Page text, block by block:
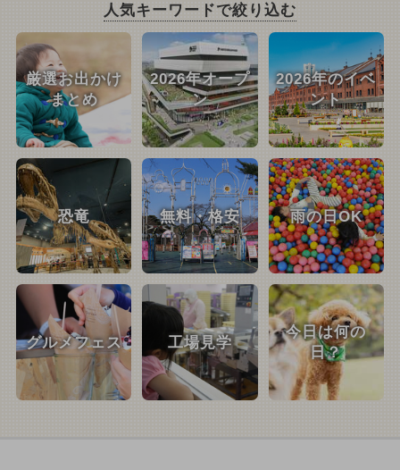
人気キーワードで絞り込む
厳選お出かけ
まとめ
2026年オープ
ン
2026年のイベ
ント
恐竜 無料・格安 雨の日OK
グルメフェス 工場見学
今日は何の
日？